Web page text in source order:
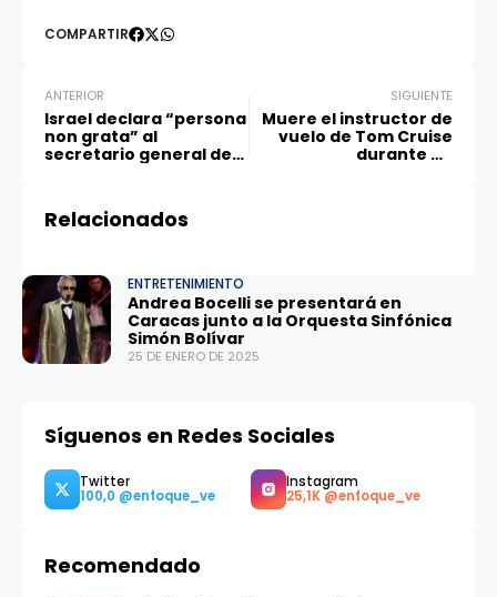
COMPARTIR
ANTERIOR
Israel declara “persona
non grata” al
secretario general de
SIGUIENTE
Muere el instructor de
vuelo de Tom Cruise
durante un
Relacionados
ENTRETENIMIENTO
Andrea Bocelli se presentará en
Caracas junto a la Orquesta Sinfónica
Simón Bolívar
25 DE ENERO DE 2025
Síguenos en Redes Sociales
Recomendado